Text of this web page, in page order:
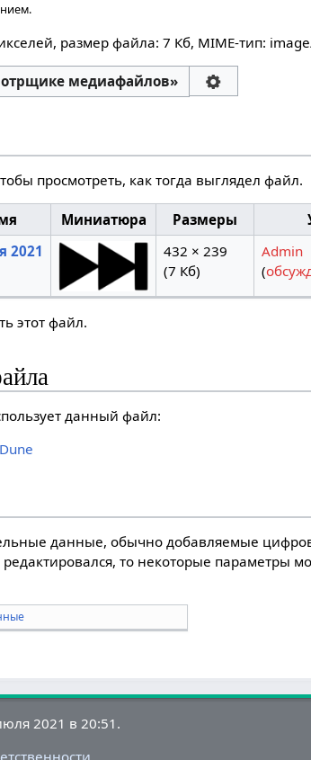
размер файла: 7 Кб, MIME-тип:
медиафайлов»
просмотреть, как тогда выглядел файл.
Миниатюра Размеры
2021
432 × 239
(7 Кб)
Admin
(
этот файл.
данный файл:
данные, обычно добавляемые
то некоторые параметры
2021 в 20:51.